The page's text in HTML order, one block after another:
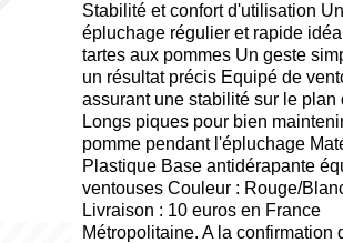
Stabilité et confort d'utilisation Un
épluchage régulier et rapide
tartes aux pommes Un geste
un résultat précis Equipé de
assurant une stabilité sur le plan
Longs piques pour bien
pomme pendant l'épluchage
Plastique Base antidérapante
ventouses Couleur : Rouge/
Livraison : 10 euros en France
Métropolitaine. A la confirmation